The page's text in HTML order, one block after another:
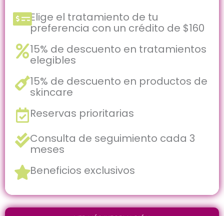
Elige el tratamiento de tu
preferencia con un crédito de $160
15% de descuento en tratamientos
elegibles
15% de descuento en productos de
skincare
Reservas prioritarias
Consulta de seguimiento cada 3
meses
Beneficios exclusivos